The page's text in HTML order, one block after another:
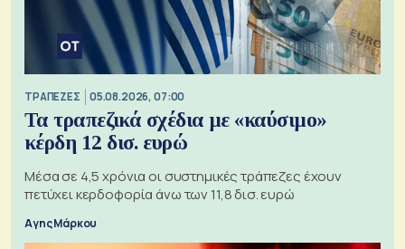
ΤΡΑΠΕΖΕΣ 05.08.2026, 07:00
Τα τραπεζικά σχέδια με «καύσιμο»
κέρδη 12 δισ. ευρώ
Μέσα σε 4,5 χρόνια οι συστημικές τράπεζες έχουν
πετύχει κερδοφορία άνω των 11,8 δισ. ευρώ
Αγης Μάρκου